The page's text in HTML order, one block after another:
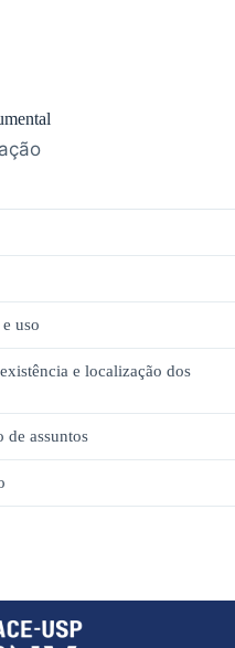
uso
e localização dos
de assuntos